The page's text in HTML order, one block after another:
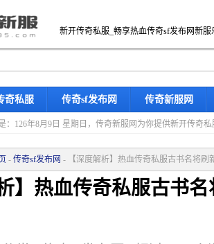
新开传奇私服_畅享热血传奇sf发布网新服
奇私服 传奇sf发布网 传奇新服网
：126年8月9日 星期日，传奇新服网为你提供新开传奇
- 传奇sf发布网 - 【深度解析】热血传奇私服古书名将刷
】热血传奇私服古书